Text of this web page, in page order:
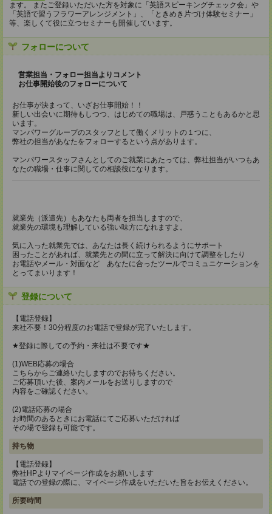
ます。 またご登録いただいた方を対象に「英語スピーキングチェック会」や
「英語で習うフラワーアレンジメント」、「ときめき片づけ体験セミナー」
等、楽しくて役に立つセミナーも開催しています。
フォローについて
営業担当・フォロー担当よりコメント
お仕事開始後のフォローについて
お仕事が決まって、いざお仕事開始！！
新しい出会いに期待もしつつ、はじめての職場は、戸惑うこともあるかと思
います。
マンパワーグループのスタッフとして働くメリットの１つに、
弊社の担当があなたをフォローするという点があります。
マンパワースタッフさんとしてのご就業にあたっては、弊社担当がいつもあ
なたの職場・仕事に関しての相談役になります。
就業先（派遣先）もあなたも両者を担当しますので、
就業先の環境も理解している強い味方になれますよ。
気に入った就業先では、あなたは長く続けられるようにサポート
困ったことがあれば、就業先との間に立って解決に向けて調整をしたり
お電話やメール・対面など あなたに合ったツールでコミュニケーションを
とってまいります！
登録について
【電話登録】
来社不要！30分程度のお電話で登録が完了いたします。
★登録に際しての予約・来社は不要です★
(1)WEB応募の場合
こちらからご連絡いたしますのでお待ちください。
ご応募頂いた後、案内メールをお送りしますので
内容をご確認ください。
(2)電話応募の場合
お時間のあるときにお電話にてご応募いただければ
その場で登録も可能です。
持ち物
【電話登録】
弊社HPよりマイページ作成をお願いします
電話での登録の際に、マイページ作成をいただいた旨をお伝えください。
所要時間